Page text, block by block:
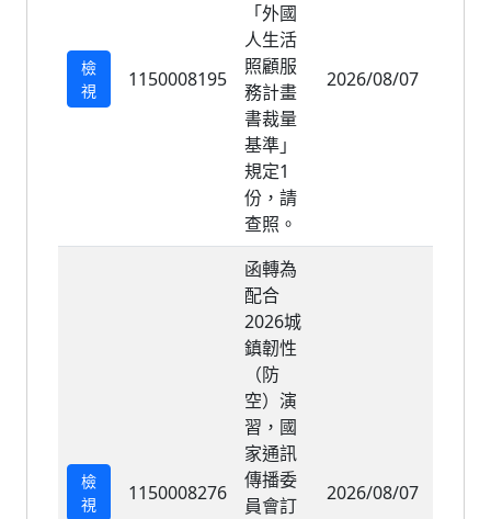
檢
視
1150008195
「外國
人生活
照顧服
務計畫
書裁量
基準」
規定1
份，請
查照。
2026/08/07
檢
視
1150008276
函轉為
配合
2026城
鎮韌性
（防
空）演
習，國
家通訊
傳播委
員會訂
2026/08/07